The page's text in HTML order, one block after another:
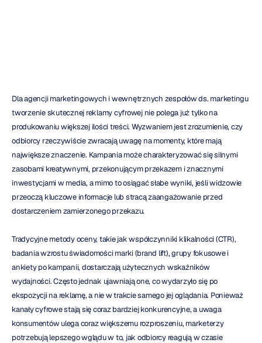
Dla agencji marketingowych i wewnętrznych zespołów ds. marketingu
tworzenie skutecznej reklamy cyfrowej nie polega już tylko na
produkowaniu większej ilości treści. Wyzwaniem jest zrozumienie, czy
odbiorcy rzeczywiście zwracają uwagę na momenty, które mają
największe znaczenie. Kampania może charakteryzować się silnymi
zasobami kreatywnymi, przekonującym przekazem i znacznymi
inwestycjami w media, a mimo to osiągać słabe wyniki, jeśli widzowie
przeoczą kluczowe informacje lub stracą zaangażowanie przed
dostarczeniem zamierzonego przekazu.
Tradycyjne metody oceny, takie jak współczynniki klikalności (CTR),
badania wzrostu świadomości marki (brand lift), grupy fokusowe i
ankiety po kampanii, dostarczają użytecznych wskaźników
wydajności. Często jednak ujawniają one, co wydarzyło się po
ekspozycji na reklamę, a nie w trakcie samego jej oglądania. Ponieważ
kanały cyfrowe stają się coraz bardziej konkurencyjne, a uwaga
konsumentów ulega coraz większemu rozproszeniu, marketerzy
potrzebują lepszego wglądu w to, jak odbiorcy reagują w czasie